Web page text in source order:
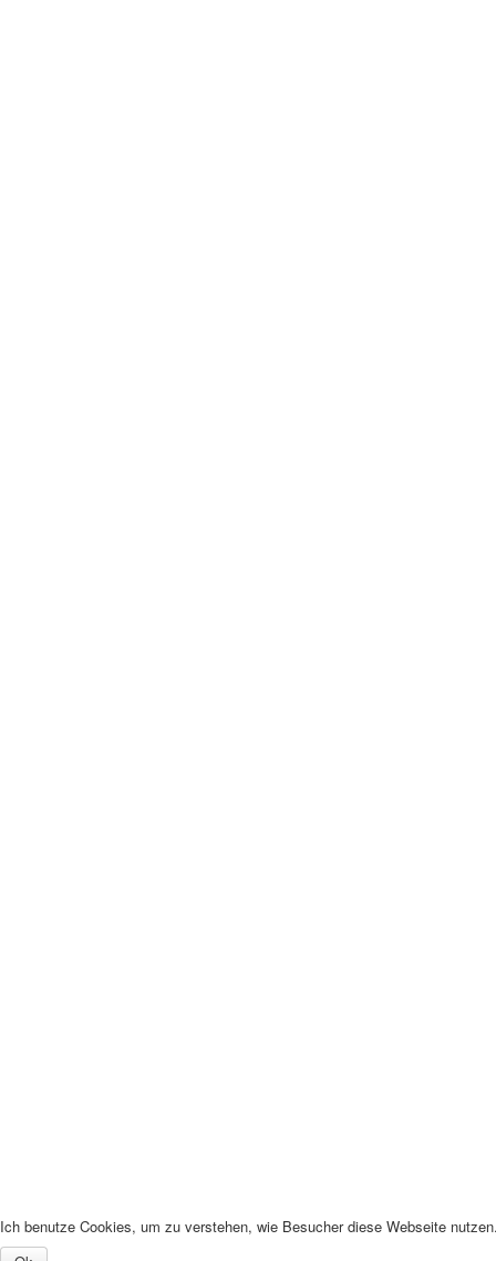
Ich benutze Cookies, um zu verstehen, wie Besucher diese Webseite